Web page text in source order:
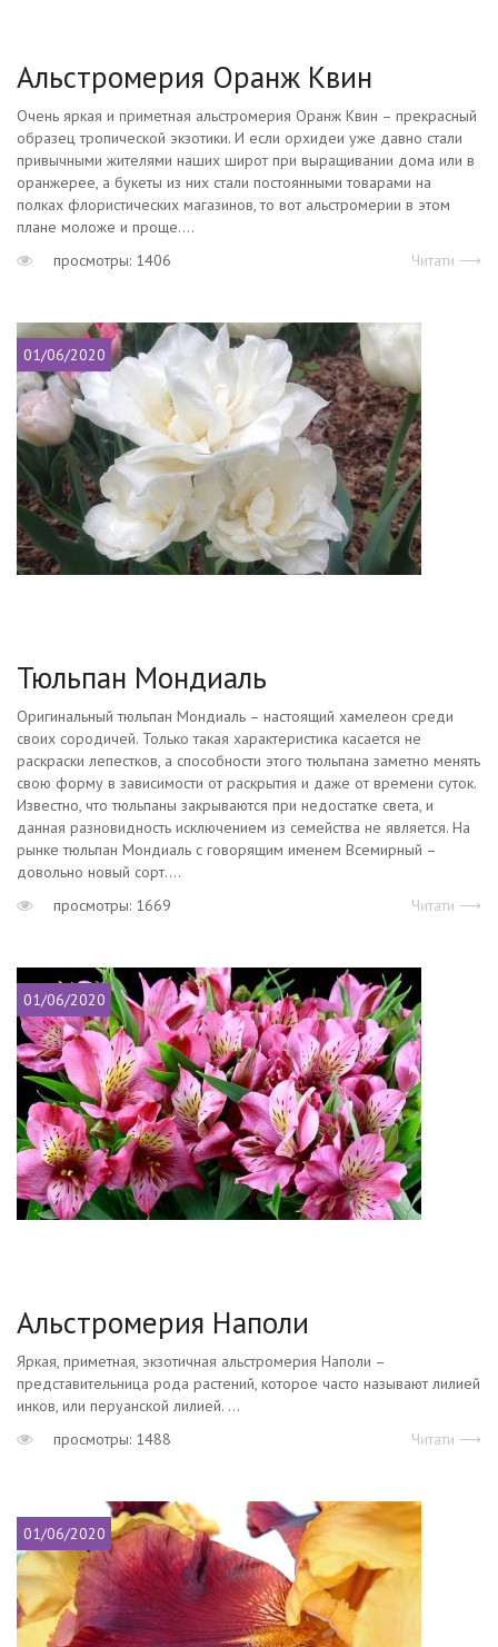
Альстромерия Оранж Квин
Очень яркая и приметная альстромерия Оранж Квин – прекрасный
образец тропической экзотики. И если орхидеи уже давно стали
привычными жителями наших широт при выращивании дома или в
оранжерее, а букеты из них стали постоянными товарами на
полках флористических магазинов, то вот альстромерии в этом
плане моложе и проще....
просмотры: 1406
Читати ⟶
01/06/2020
Тюльпан Мондиаль
Оригинальный тюльпан Мондиаль – настоящий хамелеон среди
своих сородичей. Только такая характеристика касается не
раскраски лепестков, а способности этого тюльпана заметно менять
свою форму в зависимости от раскрытия и даже от времени суток.
Известно, что тюльпаны закрываются при недостатке света, и
данная разновидность исключением из семейства не является. На
рынке тюльпан Мондиаль с говорящим именем Всемирный –
довольно новый сорт....
просмотры: 1669
Читати ⟶
01/06/2020
Альстромерия Наполи
Яркая, приметная, экзотичная альстромерия Наполи –
представительница рода растений, которое часто называют лилией
инков, или перуанской лилией. ...
просмотры: 1488
Читати ⟶
01/06/2020